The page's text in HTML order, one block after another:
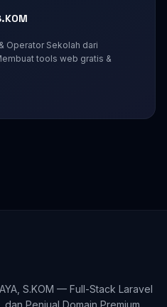
Operator Sekolah dari
tools web gratis &
S.KOM — Full-Stack Laravel
Penjual Domain Premium.